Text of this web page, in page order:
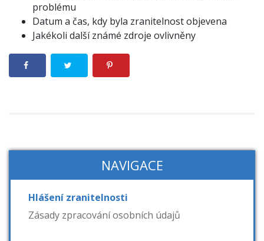
problému
Datum a čas, kdy byla zranitelnost objevena
Jakékoli další známé zdroje ovlivněny
NAVIGACE
Hlášení zranitelnosti
Zásady zpracování osobních údajů